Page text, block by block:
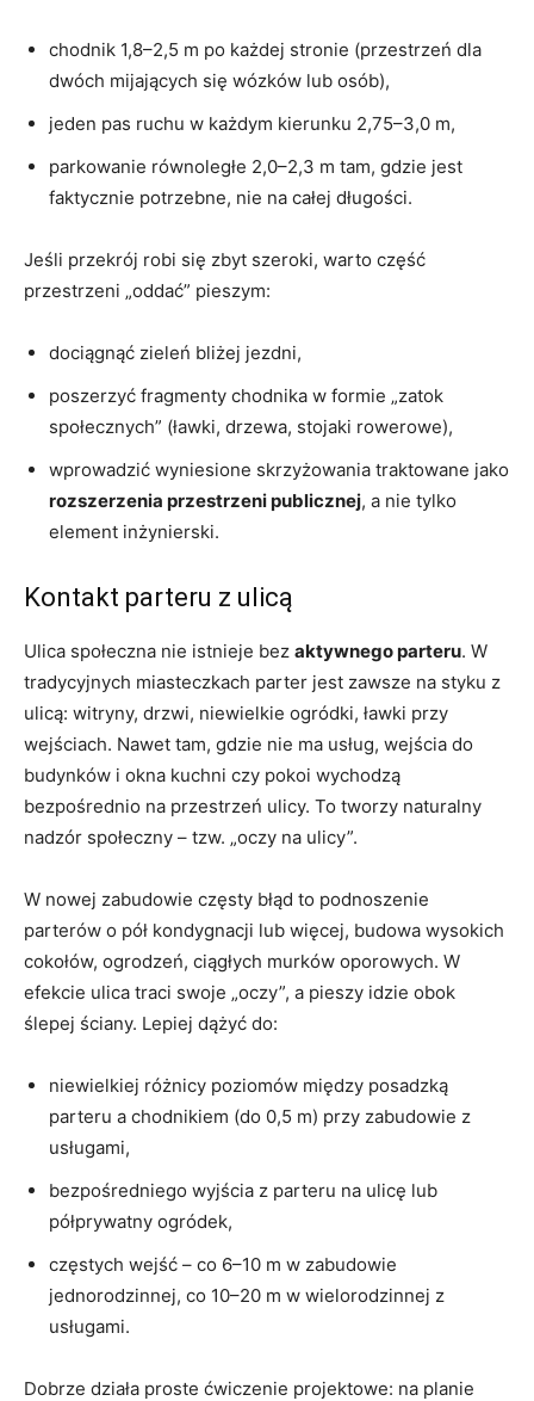
chodnik 1,8–2,5 m po każdej stronie (przestrzeń dla
dwóch mijających się wózków lub osób),
jeden pas ruchu w każdym kierunku 2,75–3,0 m,
parkowanie równoległe 2,0–2,3 m tam, gdzie jest
faktycznie potrzebne, nie na całej długości.
Jeśli przekrój robi się zbyt szeroki, warto część
przestrzeni „oddać” pieszym:
dociągnąć zieleń bliżej jezdni,
poszerzyć fragmenty chodnika w formie „zatok
społecznych” (ławki, drzewa, stojaki rowerowe),
wprowadzić wyniesione skrzyżowania traktowane jako
rozszerzenia przestrzeni publicznej, a nie tylko
element inżynierski.
Kontakt parteru z ulicą
Ulica społeczna nie istnieje bez aktywnego parteru. W
tradycyjnych miasteczkach parter jest zawsze na styku z
ulicą: witryny, drzwi, niewielkie ogródki, ławki przy
wejściach. Nawet tam, gdzie nie ma usług, wejścia do
budynków i okna kuchni czy pokoi wychodzą
bezpośrednio na przestrzeń ulicy. To tworzy naturalny
nadzór społeczny – tzw. „oczy na ulicy”.
W nowej zabudowie częsty błąd to podnoszenie
parterów o pół kondygnacji lub więcej, budowa wysokich
cokołów, ogrodzeń, ciągłych murków oporowych. W
efekcie ulica traci swoje „oczy”, a pieszy idzie obok
ślepej ściany. Lepiej dążyć do:
niewielkiej różnicy poziomów między posadzką
parteru a chodnikiem (do 0,5 m) przy zabudowie z
usługami,
bezpośredniego wyjścia z parteru na ulicę lub
półprywatny ogródek,
częstych wejść – co 6–10 m w zabudowie
jednorodzinnej, co 10–20 m w wielorodzinnej z
usługami.
Dobrze działa proste ćwiczenie projektowe: na planie